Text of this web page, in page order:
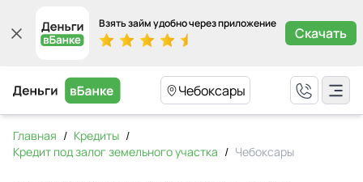
Взять займ удобно через приложение
Скачать
Чебоксары
Главная / Кредиты /
Кредит под залог земельного участка / Чебоксары